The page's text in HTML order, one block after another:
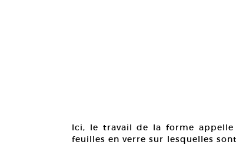
Ici, le travail de la forme appelle
feuilles en verre sur lesquelles